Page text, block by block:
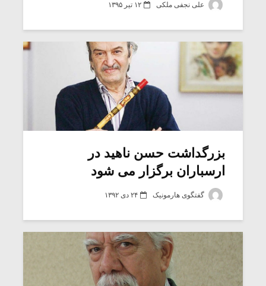
علی نجفی ملکی ۱۲ تیر ۱۳۹۵
بزرگداشت حسن ناهید در
ارسباران برگزار می شود
گفتگوی هارمونیک ۲۴ دی ۱۳۹۲
میکلوش روژا
یادداشتی بر موسیقی
شیش و نیم»
اگر نمی توانی
مشهورترین باشی،
بدنام ترین باش